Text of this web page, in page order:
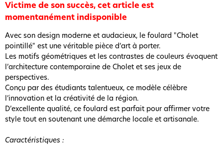
Victime de son succès, cet article est
momentanément indisponible
Avec son design moderne et audacieux, le foulard "Cholet
pointillé" est une véritable pièce d’art à porter.
Les motifs géométriques et les contrastes de couleurs évoquent
l’architecture contemporaine de Cholet et ses jeux de
perspectives.
Conçu par des étudiants talentueux, ce modèle célèbre
l’innovation et la créativité de la région.
D’excellente qualité, ce foulard est parfait pour affirmer votre
style tout en soutenant une démarche locale et artisanale.
Caractéristiques :